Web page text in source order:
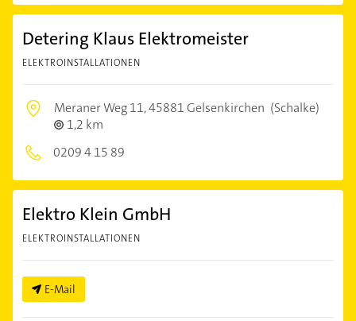
Detering Klaus Elektromeister
ELEKTROINSTALLATIONEN
Meraner Weg 11,45881 Gelsenkirchen (Schalke)
1,2 km
0209 4 15 89
Elektro Klein GmbH
ELEKTROINSTALLATIONEN
E-Mail